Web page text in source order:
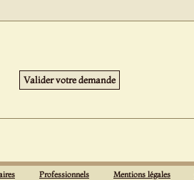
Professionnels Mentions légales